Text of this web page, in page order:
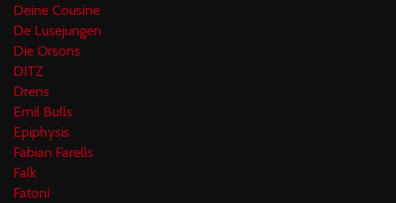
Deine Cousine
De Lusejungen
Die Orsons
DITZ
Drens
Emil Bulls
Epiphysis
Fabian Farells
Falk
Fatoni